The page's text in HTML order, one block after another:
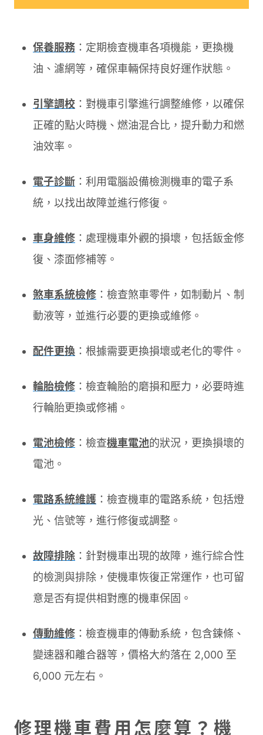
保養服務 ：定期檢查機車各項機能，更換機
油、濾網等，確保車輛保持良好運作狀態。
引擎調校 ：對機車引擎進行調整維修，以確保
正確的點火時機、燃油混合比，提升動力和燃
油效率。
電子診斷 ：利用電腦設備檢測機車的電子系
統，以找出故障並進行修復。
車身維修 ：處理機車外觀的損壞，包括鈑金修
復、漆面修補等。
煞車系統檢修 ：檢查煞車零件，如制動片、制
動液等，並進行必要的更換或維修。
配件更換 ：根據需要更換損壞或老化的零件。
輪胎檢修 ：檢查輪胎的磨損和壓力，必要時進
行輪胎更換或修補。
電池檢修 ：檢查機車電池的狀況，更換損壞的
電池。
電路系統維護 ：檢查機車的電路系統，包括燈
光、信號等，進行修復或調整。
故障排除 ：針對機車出現的故障，進行綜合性
的檢測與排除，使機車恢復正常運作，也可留
意是否有提供相對應的機車保固。
傳動維修 ：檢查機車的傳動系統，包含鍊條、
變速器和離合器等，價格大約落在 2,000 至
6,000 元左右。
修理機車費用怎麼算？機